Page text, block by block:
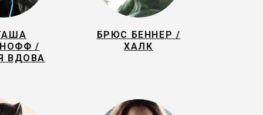
/
ВДОВА
БРЮС БЕННЕР /
ХАЛК